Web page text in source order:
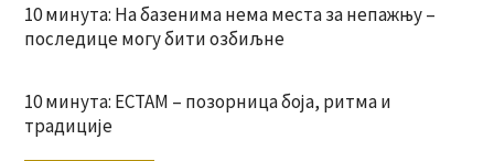
10 минута: На базенима нема места за непажњу –
последице могу бити озбиљне
10 минута: ЕСТАМ – позорница боја, ритма и
традиције